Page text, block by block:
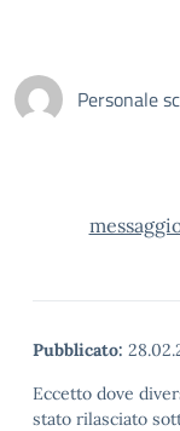
Personale
Pubblicato:
Eccetto dove
stato rilasciato